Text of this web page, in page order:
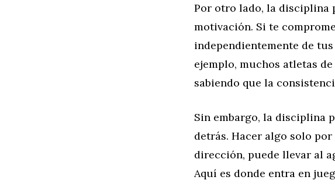
Por otro lado, la disciplina
motivación. Si te
independientemente de
ejemplo, muchos atletas
sabiendo que la
Sin embargo, la disciplina
detrás. Hacer algo solo
dirección, puede llevar al
Aquí es donde entra en